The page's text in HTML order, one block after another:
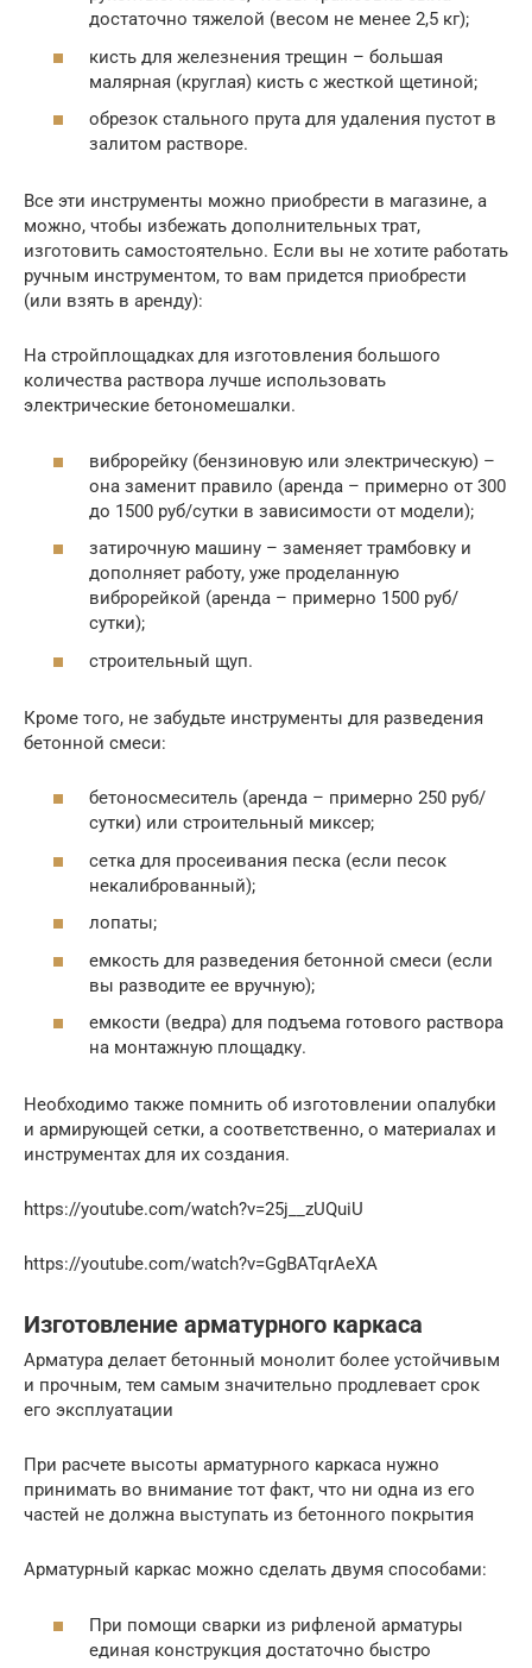
достаточно тяжелой (весом не менее 2,5 кг);
кисть для железнения трещин – большая
малярная (круглая) кисть с жесткой щетиной;
обрезок стального прута для удаления пустот в
залитом растворе.
Все эти инструменты можно приобрести в магазине, а
можно, чтобы избежать дополнительных трат,
изготовить самостоятельно. Если вы не хотите работать
ручным инструментом, то вам придется приобрести
(или взять в аренду):
На стройплощадках для изготовления большого
количества раствора лучше использовать
электрические бетономешалки.
виброрейку (бензиновую или электрическую) –
она заменит правило (аренда – примерно от 300
до 1500 руб/сутки в зависимости от модели);
затирочную машину – заменяет трамбовку и
дополняет работу, уже проделанную
виброрейкой (аренда – примерно 1500 руб/
сутки);
строительный щуп.
Кроме того, не забудьте инструменты для разведения
бетонной смеси:
бетоносмеситель (аренда – примерно 250 руб/
сутки) или строительный миксер;
сетка для просеивания песка (если песок
некалиброванный);
лопаты;
емкость для разведения бетонной смеси (если
вы разводите ее вручную);
емкости (ведра) для подъема готового раствора
на монтажную площадку.
Необходимо также помнить об изготовлении опалубки
и армирующей сетки, а соответственно, о материалах и
инструментах для их создания.
https://youtube.com/watch?v=25j__zUQuiU
https://youtube.com/watch?v=GgBATqrAeXA
Изготовление арматурного каркаса
Арматура делает бетонный монолит более устойчивым
и прочным, тем самым значительно продлевает срок
его эксплуатации
При расчете высоты арматурного каркаса нужно
принимать во внимание тот факт, что ни одна из его
частей не должна выступать из бетонного покрытия
Арматурный каркас можно сделать двумя способами:
При помощи сварки из рифленой арматуры
единая конструкция достаточно быстро